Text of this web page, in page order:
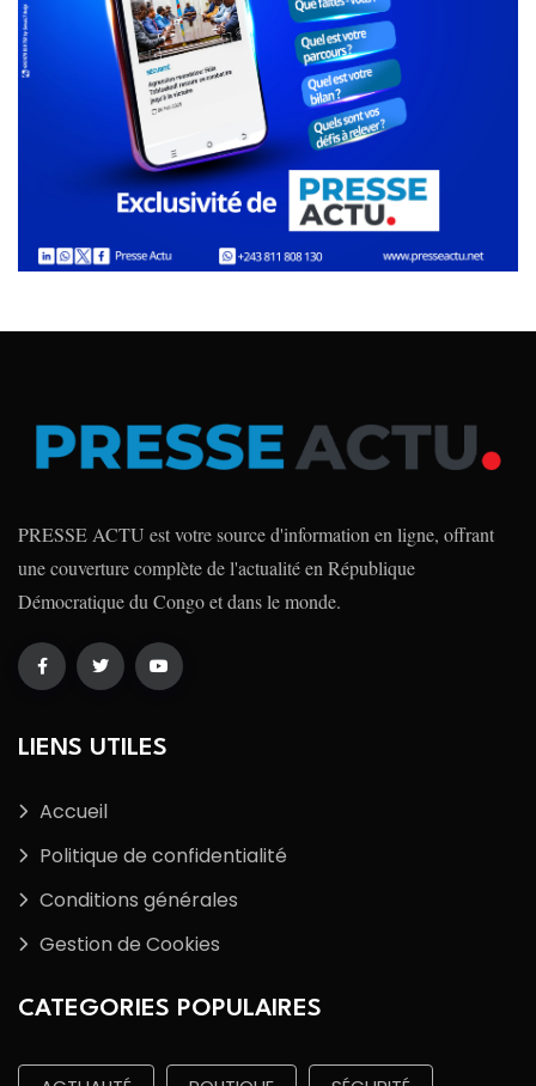
PRESSE ACTU est votre source d'information en ligne, offrant
une couverture complète de l'actualité en République
Démocratique du Congo et dans le monde.
LIENS UTILES
Accueil
Politique de confidentialité
Conditions générales
Gestion de Cookies
CATEGORIES POPULAIRES